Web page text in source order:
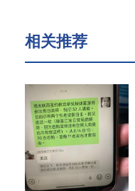
相关推荐